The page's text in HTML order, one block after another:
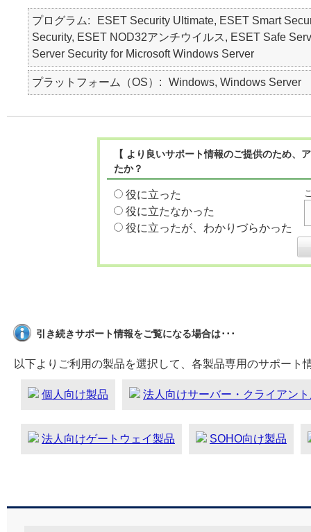
プログラム
ESET Security Ultimate, ESET Smart
Security, ESET NOD32アンチウイルス, ESET Safe
Server Security for Microsoft Windows Server
プラットフォーム（OS） Windows, Windows Server
【 より良いサポート情報のご提供のため
たか？
役に立った
役に立たなかった
役に立ったが、わかりづらかった
引き続きサポート情報をご覧になる場合は･･･
以下よりご利用の製品を選択して、各製品専用のサポート
個人向け製品 法人向けサーバー・クライアン
法人向けゲートウェイ製品 SOHO向け製品